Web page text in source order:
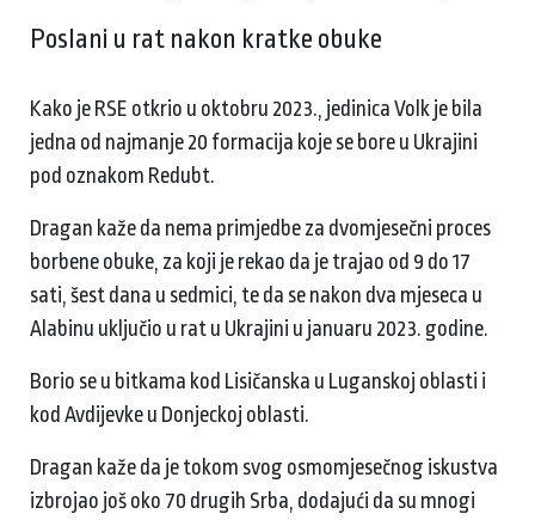
Poslani u rat nakon kratke obuke
Kako je RSE otkrio u oktobru 2023., jedinica Volk je bila
jedna od najmanje 20 formacija koje se bore u Ukrajini
pod oznakom Redubt.
Dragan kaže da nema primjedbe za dvomjesečni proces
borbene obuke, za koji je rekao da je trajao od 9 do 17
sati, šest dana u sedmici, te da se nakon dva mjeseca u
Alabinu uključio u rat u Ukrajini u januaru 2023. godine.
Borio se u bitkama kod Lisičanska u Luganskoj oblasti i
kod Avdijevke u Donjeckoj oblasti.
Dragan kaže da je tokom svog osmomjesečnog iskustva
izbrojao još oko 70 drugih Srba, dodajući da su mnogi